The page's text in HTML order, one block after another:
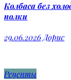
Колбаса без
полки
29.06.2026Дорис
Рецепты